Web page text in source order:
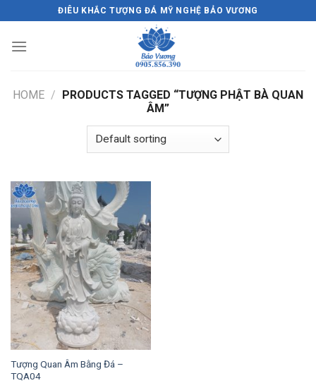
to
content
ĐIÊU KHẮC TƯỢNG ĐÁ MỸ NGHỆ BẢO VƯƠNG
HOME / PRODUCTS TAGGED “TƯỢNG PHẬT BÀ QUAN
ÂM”
Tượng Quan Âm Bằng Đá –
TQA04